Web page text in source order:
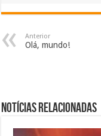
Anterior
Olá, mundo!
Notícias Relacionadas